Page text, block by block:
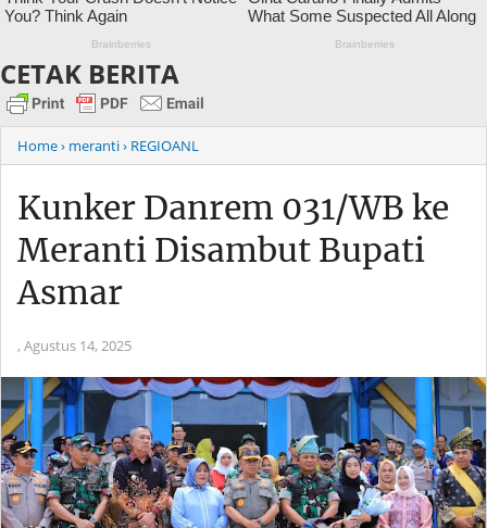
CETAK BERITA
Home› meranti› REGIOANL
Kunker Danrem 031/WB ke
Meranti Disambut Bupati
Asmar
, Agustus 14, 2025